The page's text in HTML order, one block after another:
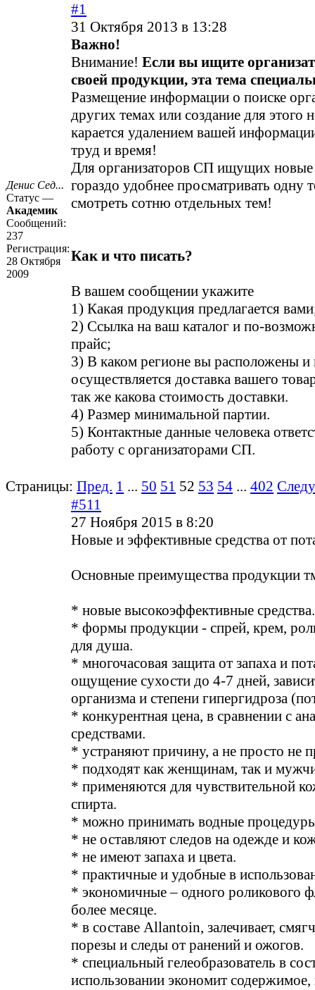
Денис Сед...
Статус —
Академик
Сообщений:
237
Регистрация:
28 Октября
2009
#1
31 Октября 2013 в 13:28
Важно!
Внимание! Если вы ищите
своей продукции, эта тема
Размещение информации о поиске
других темах или создание для этого
карается удалением вашей
труд и время!
Для организаторов СП ищущих
гораздо удобнее просматривать одну
смотреть сотню отдельных тем!
Как и что писать?
В вашем сообщении укажите
1) Какая продукция предлагается
2) Ссылка на ваш каталог и по-
прайс;
3) В каком регионе вы расположены и
осуществляется доставка вашего
так же какова стоимость доставки.
4) Размер минимальной партии.
5) Контактные данные человека
работу с организаторами СП.
Страницы: Пред. 1 ... 50 51 52 53 54 ... 402
#511
27 Ноября 2015 в 8:20
Новые и эффективные средства от
Основные преимущества продукции
* новые высокоэффективные
* формы продукции - спрей, крем,
для душа.
* многочасовая защита от запаха и
ощущение сухости до 4-7 дней,
организма и степени гипергидроза
* конкурентная цена, в сравнении с
средствами.
* устраняют причину, а не просто не
* подходят как женщинам, так и
* применяются для чувствительной
спирта.
* можно принимать водные
* не оставляют следов на одежде и
* не имеют запаха и цвета.
* практичные и удобные в
* экономичные – одного роликового
более месяце.
* в составе Allantoin, залечивает,
порезы и следы от ранений и ожогов.
* специальный гелеобразователь в
использовании экономит содержимое,